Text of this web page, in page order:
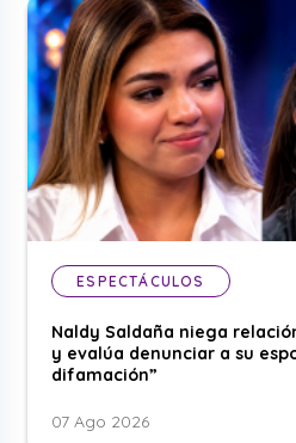
ESPECTÁCULOS
Naldy Saldaña niega
y evalúa denunciar a su
difamación”
07 Ago 2026